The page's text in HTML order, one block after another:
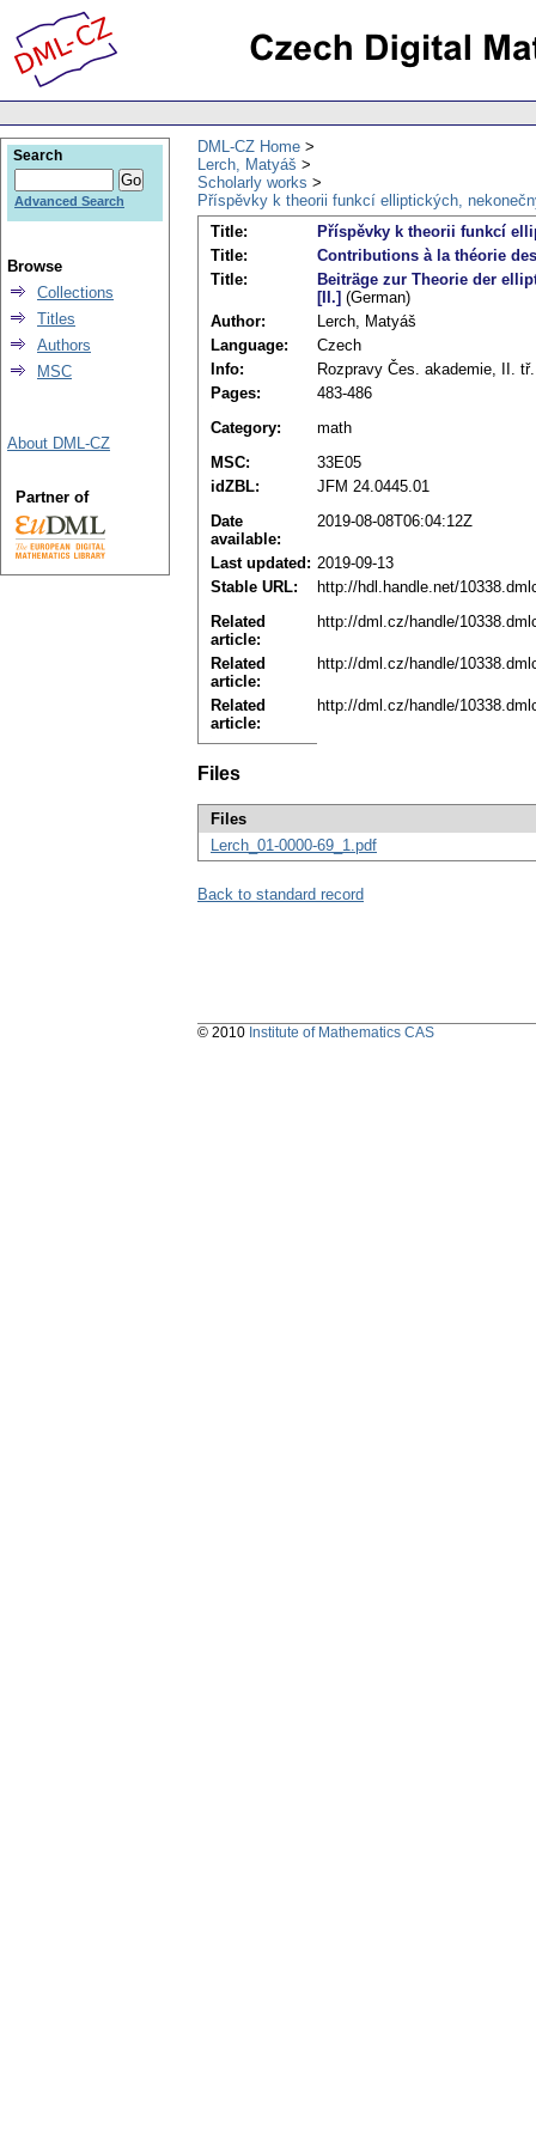
DML-CZ Home
Lerch, Matyáš
Scholarly works
Příspěvky k theorii funkcí elliptických,
Title:
Příspěvky k theorii funkcí
Title:
Contributions à la théorie
Title:
Beiträge zur Theorie der
[II.] (German)
Author:
Lerch, Matyáš
Language:
Czech
Info:
Rozpravy Čes. akademie, II.
Pages:
483-486
Category:
math
MSC:
33E05
idZBL:
JFM 24.0445.01
Date
available:
2019-08-08T06:04:12Z
Last updated: 2019-09-13
Stable URL:
http://hdl.handle.net/
Related
article:
http://dml.cz/handle/
Related
article:
http://dml.cz/handle/
Related
article:
http://dml.cz/handle/
Files
Files
Lerch_01-0000-69_1.pdf
Back to standard record
Search
Advanced Search
Browse
Collections
Titles
Authors
MSC
About DML-CZ
Partner of
© 2010 Institute of Mathematics CAS